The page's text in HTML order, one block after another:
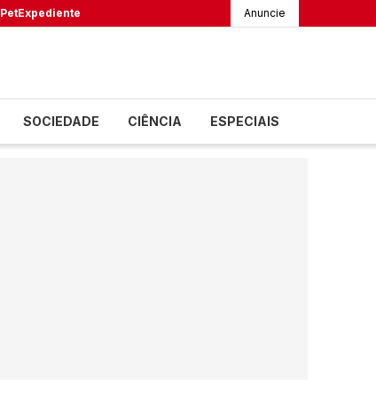
PetExpediente Anuncie
SOCIEDADE CIÊNCIA ESPECIAIS